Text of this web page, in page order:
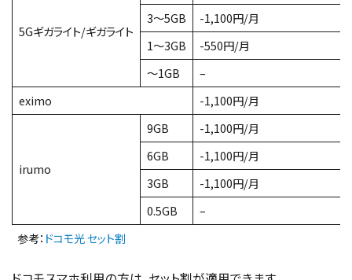
5Gギガライト/ギガライト
3〜5GB
-1,100円/月
1〜3GB
-550円/月
〜1GB
–
eximo
-1,100円/月
irumo
9GB
-1,100円/月
6GB
-1,100円/月
3GB
-1,100円/月
0.5GB
–
参考： ドコモ光 セット割